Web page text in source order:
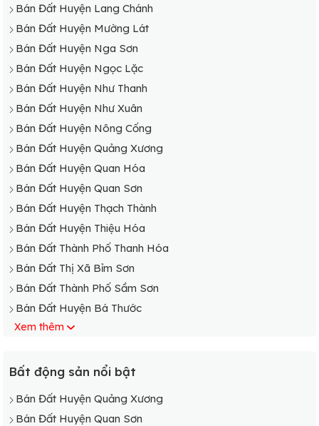
Bán Đất Xã Nga Lĩnh
Bán Đất Xã Nga Mỹ
Bán Đất Xã Nga Nhân
Bán Đất Xã Nga Phú
Bán Đất Xã Nga Tân
Bán Đất Xã Nga Thạch
Bán Đất Xã Nga Thái
Bán Đất Huyện Lang Chánh
Bán Đất Huyện Mường Lát
Bán Đất Huyện Nga Sơn
Bán Đất Huyện Ngọc Lặc
Bán Đất Huyện Như Thanh
Bán Đất Huyện Như Xuân
Bán Đất Huyện Nông Cống
Bán Đất Huyện Quảng Xương
Bán Đất Huyện Quan Hóa
Bán Đất Huyện Quan Sơn
Bán Đất Huyện Thạch Thành
Bán Đất Huyện Thiệu Hóa
Bán Đất Thành Phố Thanh Hóa
Bán Đất Thị Xã Bỉm Sơn
Bán Đất Thành Phố Sầm Sơn
Bán Đất Huyện Bá Thước
Bán Đất Huyện Cẩm Thủy
Bán Đất Huyện Hà Trung
Bán Đất Huyện Hoằng Hóa
Xem thêm
Bất động sản nổi bật
Bán Đất Huyện Quảng Xương
Bán Đất Huyện Quan Sơn